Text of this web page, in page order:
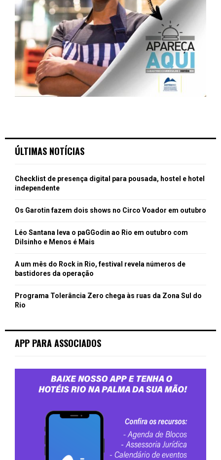
ÚLTIMAS NOTÍCIAS
Checklist de presença digital para pousada, hostel e hotel
independente
Os Garotin fazem dois shows no Circo Voador em outubro
Léo Santana leva o paGGodin ao Rio em outubro com
Dilsinho e Menos é Mais
A um mês do Rock in Rio, festival revela números de
bastidores da operação
Programa Tolerância Zero chega às ruas da Zona Sul do
Rio
APP PARA ASSOCIADOS